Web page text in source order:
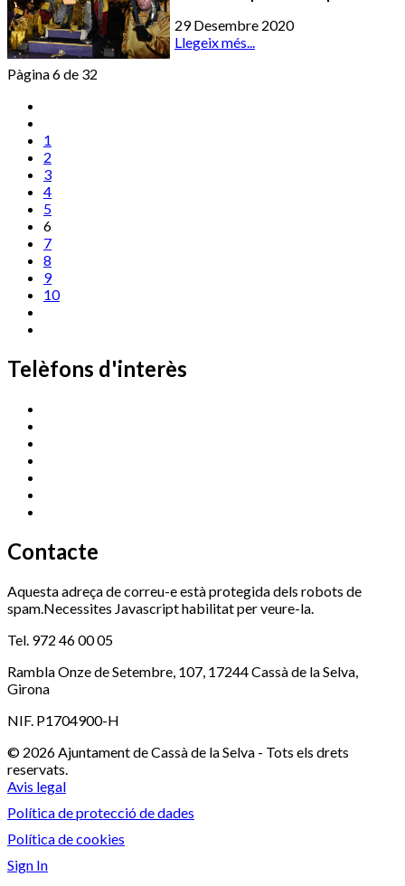
29 Desembre 2020
Llegeix més...
Pàgina 6 de 32
1
2
3
4
5
6
7
8
9
10
Telèfons d'interès
Contacte
Aquesta adreça de correu-e està protegida dels robots de
spam.Necessites Javascript habilitat per veure-la.
Tel. 972 46 00 05
Rambla Onze de Setembre, 107, 17244 Cassà de la Selva,
Girona
NIF. P1704900-H
© 2026 Ajuntament de Cassà de la Selva - Tots els drets
reservats.
Avis legal
Política de protecció de dades
Política de cookies
Sign In